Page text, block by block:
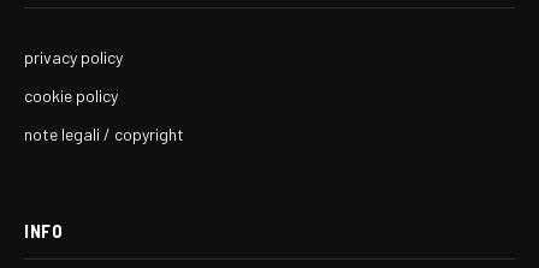
privacy policy
cookie policy
note legali / copyright
INFO